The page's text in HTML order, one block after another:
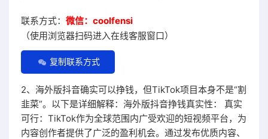
联系方式： 微信：coolfensi
（使用浏览器扫码进入在线客服窗口）
复制联系方式
2、海外版抖音确实可以挣钱，但TikTok项目本身不是“割
韭菜”。以下是详细解释：海外版抖音挣钱真实性： 真实
可行：TikTok作为全球范围内广受欢迎的短视频平台，为
内容创作者提供了广泛的盈利机会。通过发布优质内容、